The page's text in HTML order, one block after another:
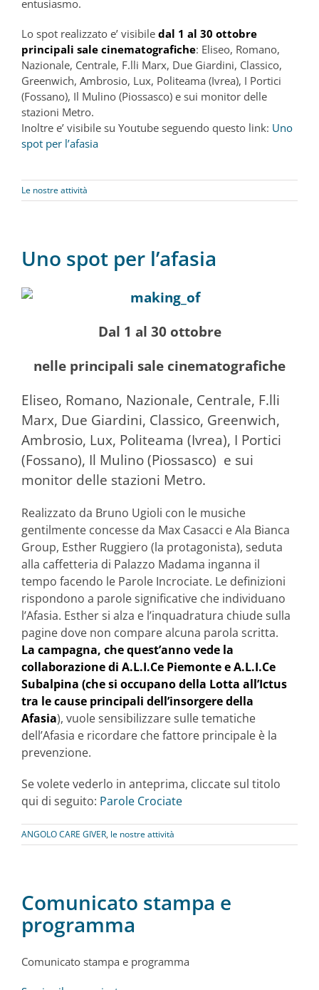
entusiasmo.
Lo spot realizzato e’ visibile dal 1 al 30 ottobre
principali sale cinematografiche: Eliseo, Romano,
Nazionale, Centrale, F.lli Marx, Due Giardini, Classico,
Greenwich, Ambrosio, Lux, Politeama (Ivrea), I Portici
(Fossano), Il Mulino (Piossasco) e sui monitor delle
stazioni Metro.
Inoltre e’ visibile su Youtube seguendo questo link: Uno
spot per l’afasia
Le nostre attività
Uno spot per l’afasia
Dal 1 al 30 ottobre
nelle principali sale cinematografiche
Eliseo, Romano, Nazionale, Centrale, F.lli
Marx, Due Giardini, Classico, Greenwich,
Ambrosio, Lux, Politeama (Ivrea), I Portici
(Fossano), Il Mulino (Piossasco) e sui
monitor delle stazioni Metro.
Realizzato da Bruno Ugioli con le musiche
gentilmente concesse da Max Casacci e Ala Bianca
Group, Esther Ruggiero (la protagonista), seduta
alla caffetteria di Palazzo Madama inganna il
tempo facendo le Parole Incrociate. Le definizioni
rispondono a parole significative che individuano
l’Afasia. Esther si alza e l’inquadratura chiude sulla
pagine dove non compare alcuna parola scritta.
La campagna, che quest’anno vede la
collaborazione di A.L.I.Ce Piemonte e A.L.I.Ce
Subalpina (che si occupano della Lotta all’Ictus
tra le cause principali dell’insorgere della
Afasia), vuole sensibilizzare sulle tematiche
dell’Afasia e ricordare che fattore principale è la
prevenzione.
Se volete vederlo in anteprima, cliccate sul titolo
qui di seguito: Parole Crociate
ANGOLO CARE GIVER, le nostre attività
Comunicato stampa e
programma
Comunicato stampa e programma